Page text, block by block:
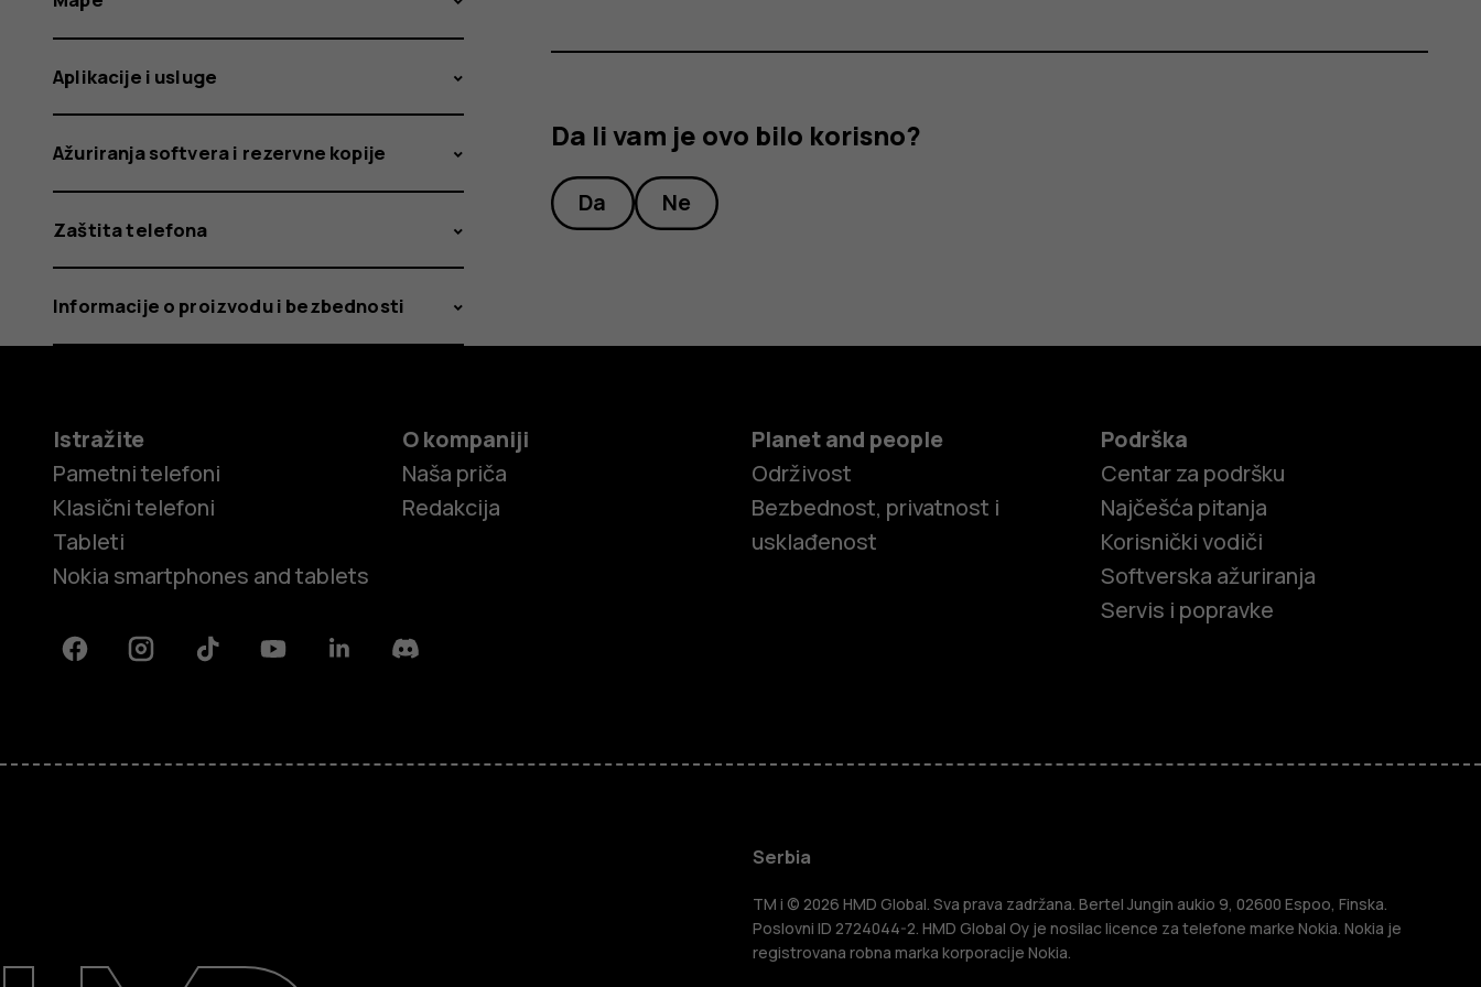
Pametni telefoni
Klasični telefoni
Da li vam je ovo bilo korisno?
Da Ne
Aplikacije i usluge
Ažuriranja softvera i rezervne kopije
Zaštita telefona
Informacije o proizvodu i bezbednosti
Istražite
Pametni telefoni
Klasični telefoni
Tableti
Nokia smartphones and tablets
O kompaniji
Naša priča
Redakcija
Planet and people
Održivost
Bezbednost, privatnost i
usklađenost
Podrška
Centar za podršku
Najčešća pitanja
Korisnički vodiči
Softverska ažuriranja
Servis i popravke
FacebookInstagramTiktok YoutubeLinkedinDiscord
Serbia
TM i © 2026 HMD Global. Sva prava zadržana. Bertel Jungin aukio 9, 02600 Espoo, Finska.
Poslovni ID 2724044-2. HMD Global Oy je nosilac licence za telefone marke Nokia. Nokia je
registrovana robna marka korporacije Nokia.